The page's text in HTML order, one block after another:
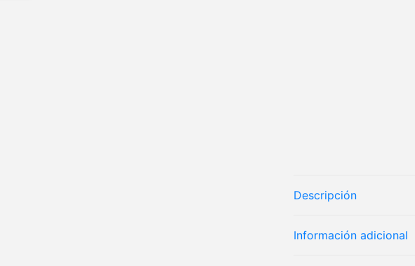
Descripción
Información adicional